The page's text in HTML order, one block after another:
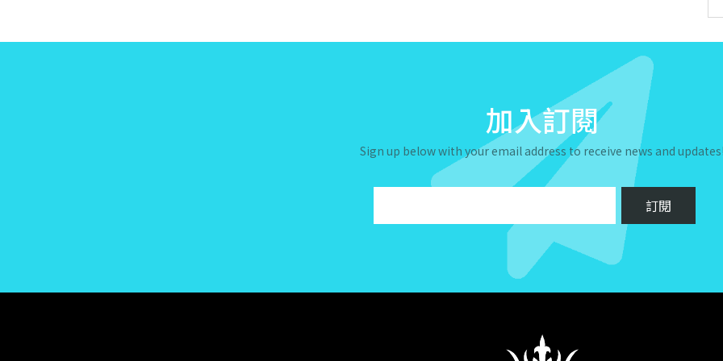
加入訂閱
Sign up below with your email address to receive news and